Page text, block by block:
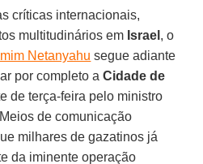
críticas internacionais,
multitudinários em Israel , o
Netanyahu segue adiante
por completo aCidade de
de terça-feira pelo ministro
de comunicação
milhares de gazatinos já
da iminente operação